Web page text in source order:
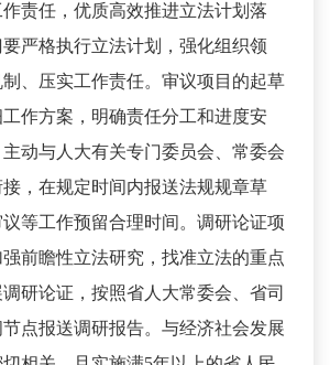
任，优质高效推进立法计划落
严格执行立法计划，强化组织领
、压实工作责任。审议项目的起草
作方案，明确责任分工和进度安
动与人大有关专门委员会、常委会
，在规定时间内报送法规规章草
等工作预留合理时间。调研论证项
前瞻性立法研究，找准立法的重点
研论证，按照省人大常委会、省司
点报送调研报告。与经济社会发展